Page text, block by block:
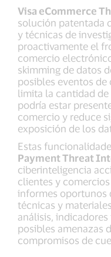
Visa eCommerce
solución patentada
y técnicas de
proactivamente el
comercio
skimming de datos
posibles eventos
limita la cantidad
podría estar
comercio y reduce
exposición de los
Estas
Payment Threat
ciberinteligencia
clientes y
informes oportunos
técnicas y
análisis,
posibles amenazas
compromisos de